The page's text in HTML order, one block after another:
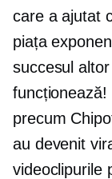
care a ajutat
piața
succesul
precum
au devenit
videoclipurile